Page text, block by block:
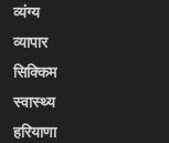
व्यंग्य
व्यापार
सिक्किम
स्वास्थ्य
हरियाणा